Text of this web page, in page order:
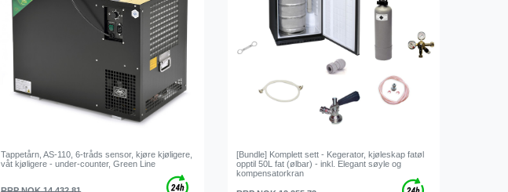
Tappetårn, AS-110, 6-tråds sensor, kjøre kjøligere,
våt kjøligere - under-counter, Green Line
[Bundle] Komplett sett - Kegerator, kjøleskap fatøl
opptil 50L fat (ølbar) - inkl. Elegant søyle og
kompensatorkran